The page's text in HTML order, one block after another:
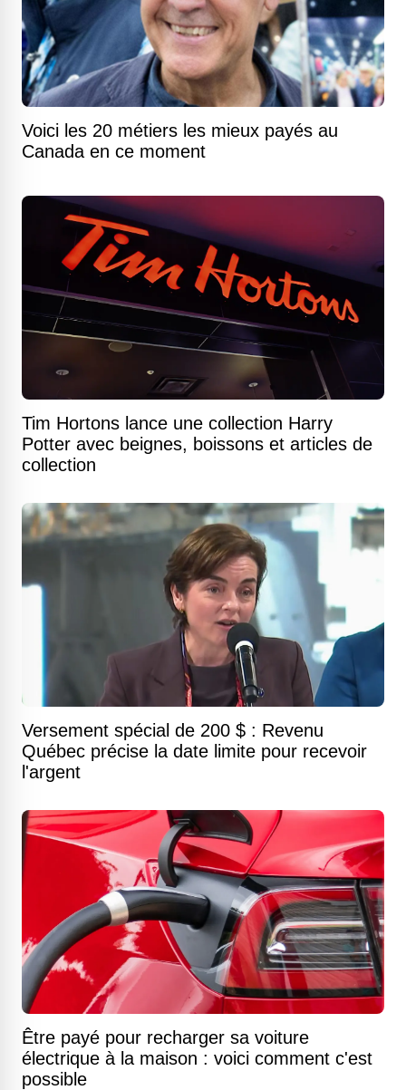
Voici les 20 métiers les mieux payés au
Canada en ce moment
Tim Hortons lance une collection Harry
Potter avec beignes, boissons et articles de
collection
Versement spécial de 200 $ : Revenu
Québec précise la date limite pour recevoir
l'argent
Être payé pour recharger sa voiture
électrique à la maison : voici comment c'est
possible